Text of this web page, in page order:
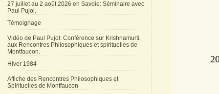
27 juillet au 2 août 2026 en Savoie: Séminaire avec
Paul Pujol.
Témoignage
Vidéo de Paul Pujol: Conférence sur Krishnamurti,
aux Rencontres Philosophiques et spirituelles de
Montfaucon.
Hiver 1984
Affiche des Rencontres Philosophiques et
Spirituelles de Montfaucon